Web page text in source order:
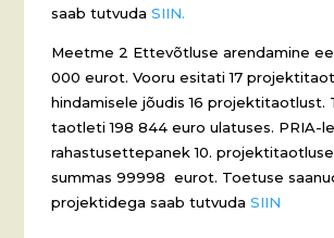
saab tutvudaSIIN.
Meetme 2 Ettevõtluse arendamine
000 eurot. Vooru esitati 17
hindamisele jõudis 16 projektitaotlust.
taotleti 198 844 euro ulatuses. PRIA-
rahastusettepanek 10.
summas 99998 eurot. Toetuse
projektidega saab tutvudaSIIN